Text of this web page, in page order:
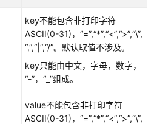
key不能包含非打印字符
ASCII(0-31)，“=”,“*”,“<”,“>”,“\”,
“,”,“|”,“/”。默认取值不涉及。
key只能由中文，字母，数字，
“-”，“_”组成。
value不能包含非打印字符
ASCII(0-31)，“=”,“*”,“<”,“>”,“\”,